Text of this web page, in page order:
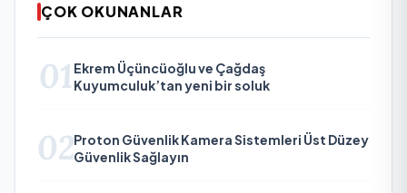
ÇOK OKUNANLAR
01 Ekrem Üçüncüoğlu ve Çağdaş
Kuyumculuk’tan yeni bir soluk
02Proton Güvenlik Kamera Sistemleri Üst Düzey
Güvenlik Sağlayın